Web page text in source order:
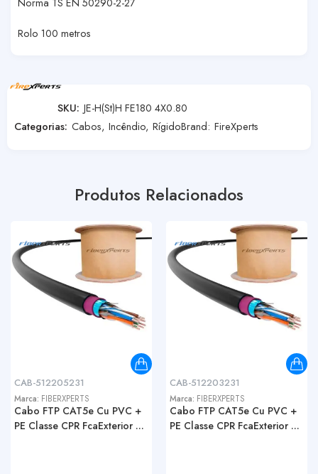
Rolo 100 metros
SKU: JE-H(St)H FE180 4X0.80
Categorias: Cabos, Incêndio, RígidoBrand: FireXperts
Produtos Relacionados
CAB-512205231
Marca: FIBERXPERTS
Cabo FTP CAT5e Cu PVC +
PE Classe CPR FcaExterior ...
CAB-512203231
Marca: FIBERXPERTS
Cabo FTP CAT5e Cu PVC +
PE Classe CPR FcaExterior ...